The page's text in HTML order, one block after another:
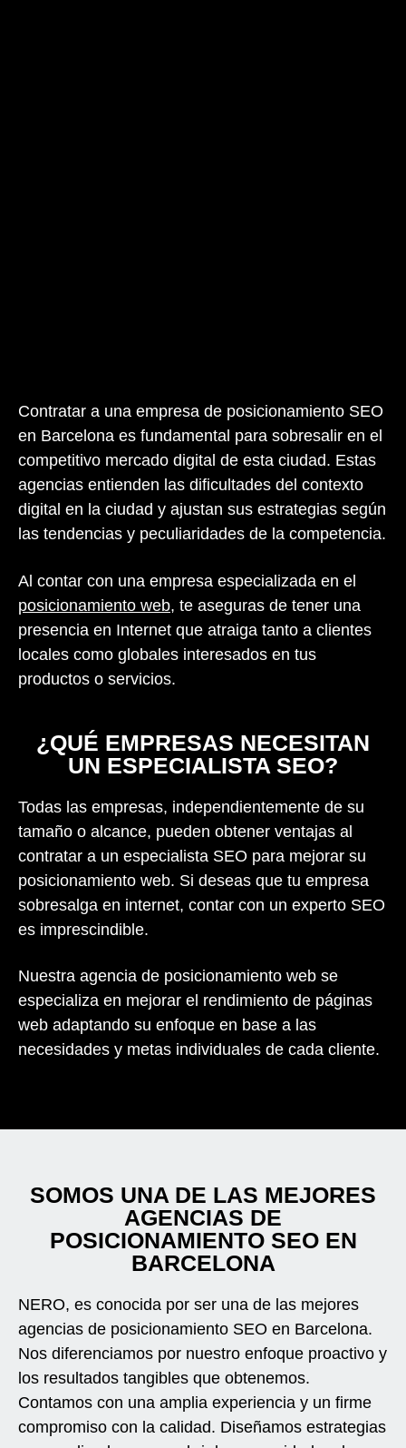
Contratar a una empresa de posicionamiento SEO
en Barcelona es fundamental para sobresalir en el
competitivo mercado digital de esta ciudad. Estas
agencias entienden las dificultades del contexto
digital en la ciudad y ajustan sus estrategias según
las tendencias y peculiaridades de la competencia.
Al contar con una empresa especializada en el
posicionamiento web, te aseguras de tener una
presencia en Internet que atraiga tanto a clientes
locales como globales interesados en tus
productos o servicios.
¿QUÉ EMPRESAS NECESITAN
UN ESPECIALISTA SEO?
Todas las empresas, independientemente de su
tamaño o alcance, pueden obtener ventajas al
contratar a un especialista SEO para mejorar su
posicionamiento web. Si deseas que tu empresa
sobresalga en internet, contar con un experto SEO
es imprescindible.
Nuestra agencia de posicionamiento web se
especializa en mejorar el rendimiento de páginas
web adaptando su enfoque en base a las
necesidades y metas individuales de cada cliente.
SOMOS UNA DE LAS MEJORES
AGENCIAS DE
POSICIONAMIENTO SEO EN
BARCELONA
NERO, es conocida por ser una de las mejores
agencias de posicionamiento SEO en Barcelona.
Nos diferenciamos por nuestro enfoque proactivo y
los resultados tangibles que obtenemos.
Contamos con una amplia experiencia y un firme
compromiso con la calidad. Diseñamos estrategias